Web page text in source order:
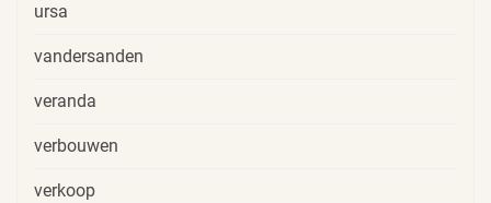
ursa
vandersanden
veranda
verbouwen
verkoop